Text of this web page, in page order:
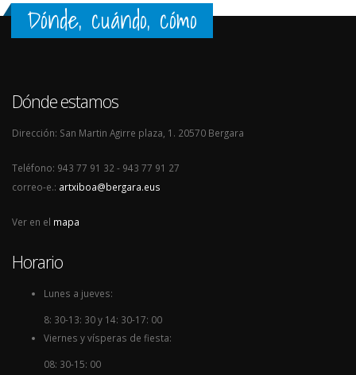
Dónde, cuándo, cómo
Dónde estamos
Dirección: San Martin Agirre plaza, 1. 20570 Bergara
Teléfono: 943 77 91 32 - 943 77 91 27
correo-e.: artxiboa@bergara.eus
Ver en el mapa
Horario
Lunes a jueves:
8: 30-13: 30 y 14: 30-17: 00
Viernes y vísperas de fiesta:
08: 30-15: 00